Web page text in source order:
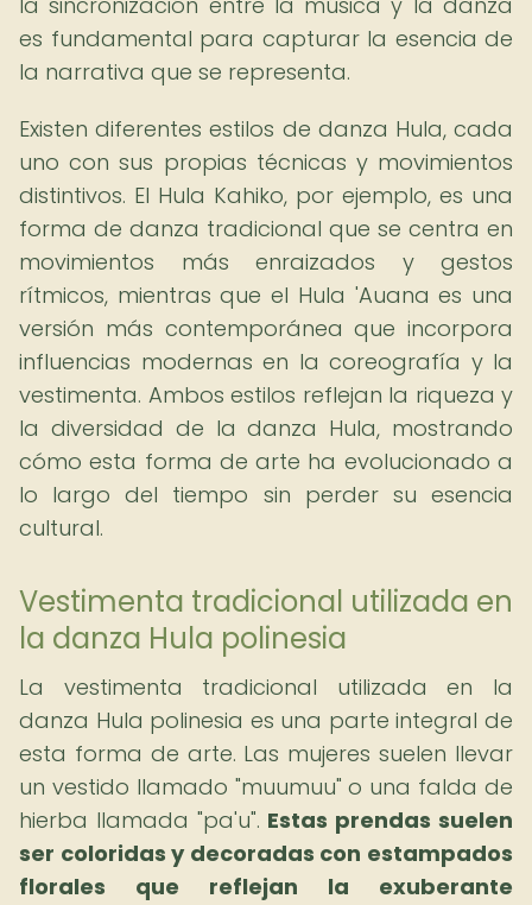
es fundamental para capturar la esencia de
la narrativa que se representa.
Existen diferentes estilos de danza Hula, cada
uno con sus propias técnicas y movimientos
distintivos. El Hula Kahiko, por ejemplo, es una
forma de danza tradicional que se centra en
movimientos más enraizados y gestos
rítmicos, mientras que el Hula 'Auana es una
versión más contemporánea que incorpora
influencias modernas en la coreografía y la
vestimenta. Ambos estilos reflejan la riqueza y
la diversidad de la danza Hula, mostrando
cómo esta forma de arte ha evolucionado a
lo largo del tiempo sin perder su esencia
cultural.
Vestimenta tradicional utilizada en
la danza Hula polinesia
La vestimenta tradicional utilizada en la
danza Hula polinesia es una parte integral de
esta forma de arte. Las mujeres suelen llevar
un vestido llamado "muumuu" o una falda de
hierba llamada "pa'u". Estas prendas suelen
ser coloridas y decoradas con estampados
florales que reflejan la exuberante